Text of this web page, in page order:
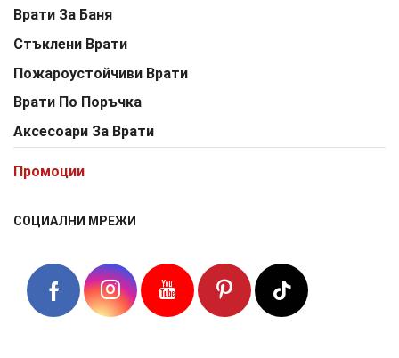
Врати За Баня
Стъклени Врати
Пожароустойчиви Врати
Врати По Поръчка
Аксесоари За Врати
Промоции
СОЦИАЛНИ МРЕЖИ